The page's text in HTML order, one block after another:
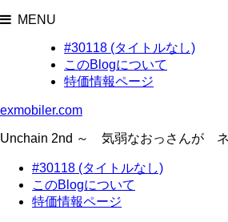
MENU
#30118 (タイトルなし)
このBlogについて
特価情報ページ
exmobiler.com
Unchain 2nd ～ 気弱なおっさんが
#30118 (タイトルなし)
このBlogについて
特価情報ページ